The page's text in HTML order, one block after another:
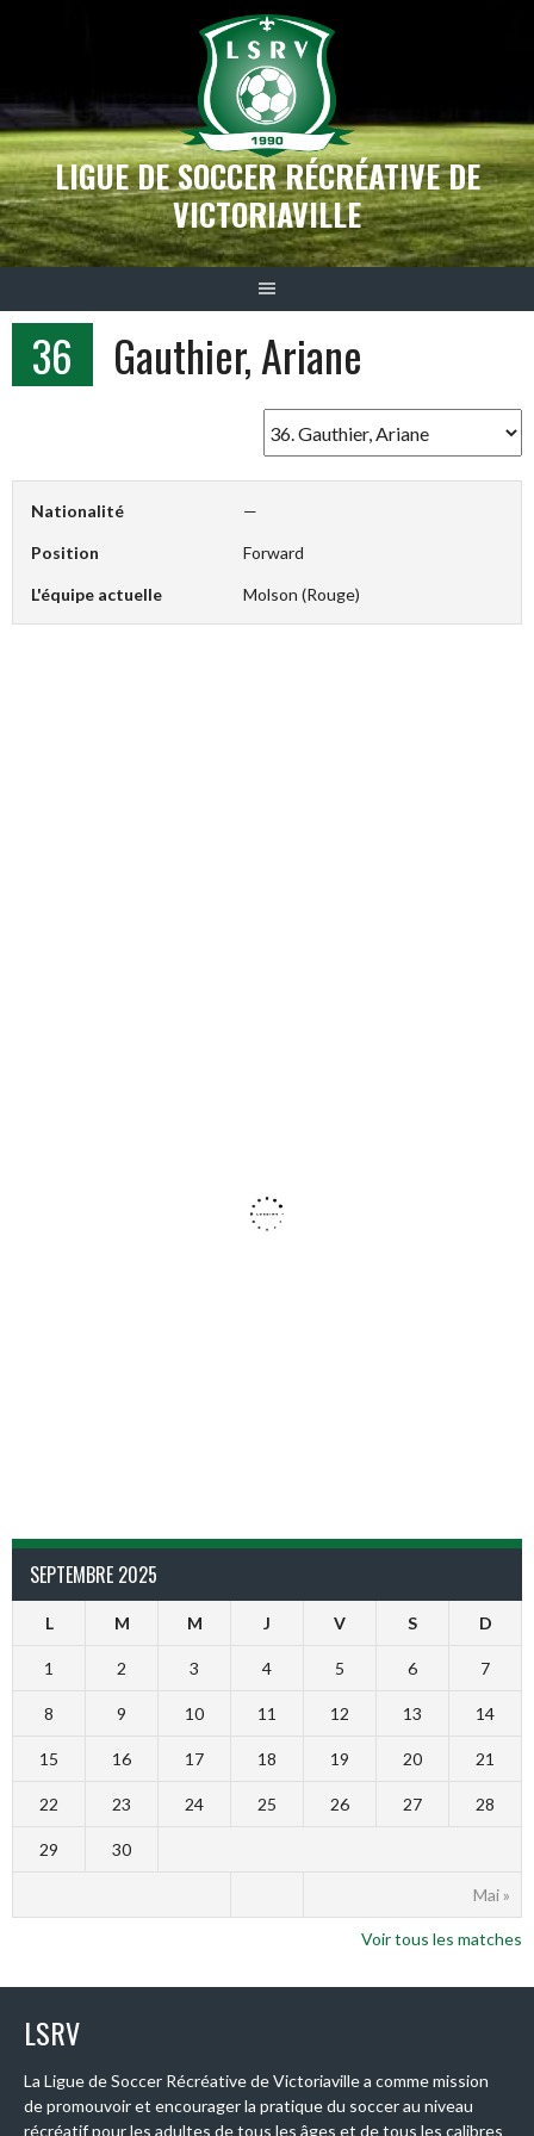
LIGUE DE SOCCER RÉCRÉATIVE DE
VICTORIAVILLE
36 Gauthier, Ariane
Nationalité —
Position Forward
L'équipe actuelle Molson (Rouge)
SEPTEMBRE 2025
L M M J V S D
Mai »
1 2 3 4 5 6 7
8 9 10 11 12 13 14
15 16 17 18 19 20 21
22 23 24 25 26 27 28
29 30
Voir tous les matches
LSRV
La Ligue de Soccer Récréative de Victoriaville a comme mission
de promouvoir et encourager la pratique du soccer au niveau
récréatif pour les adultes de tous les âges et de tous les calibres